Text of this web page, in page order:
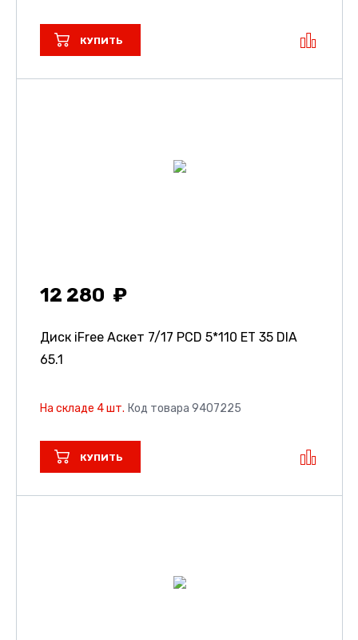
КУПИТЬ
12 280
Диск iFree Аскет 7/17 PCD 5*110 ET 35 DIA
65.1
На складе 4 шт. Код товара 9407225
КУПИТЬ